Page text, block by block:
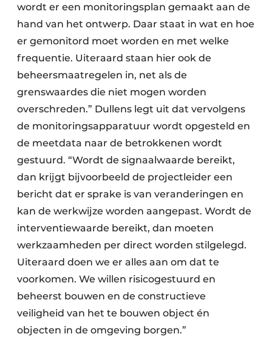
wordt er een monitoringsplan gemaakt aan de
hand van het ontwerp. Daar staat in wat en hoe
er gemonitord moet worden en met welke
frequentie. Uiteraard staan hier ook de
beheersmaatregelen in, net als de
grenswaardes die niet mogen worden
overschreden.” Dullens legt uit dat vervolgens
de monitoringsapparatuur wordt opgesteld en
de meetdata naar de betrokkenen wordt
gestuurd. “Wordt de signaalwaarde bereikt,
dan krijgt bijvoorbeeld de projectleider een
bericht dat er sprake is van veranderingen en
kan de werkwijze worden aangepast. Wordt de
interventiewaarde bereikt, dan moeten
werkzaamheden per direct worden stilgelegd.
Uiteraard doen we er alles aan om dat te
voorkomen. We willen risicogestuurd en
beheerst bouwen en de constructieve
veiligheid van het te bouwen object én
objecten in de omgeving borgen.”